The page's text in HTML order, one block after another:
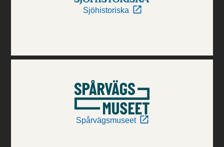
Sjöhistoriska
Spårvägsmuseet